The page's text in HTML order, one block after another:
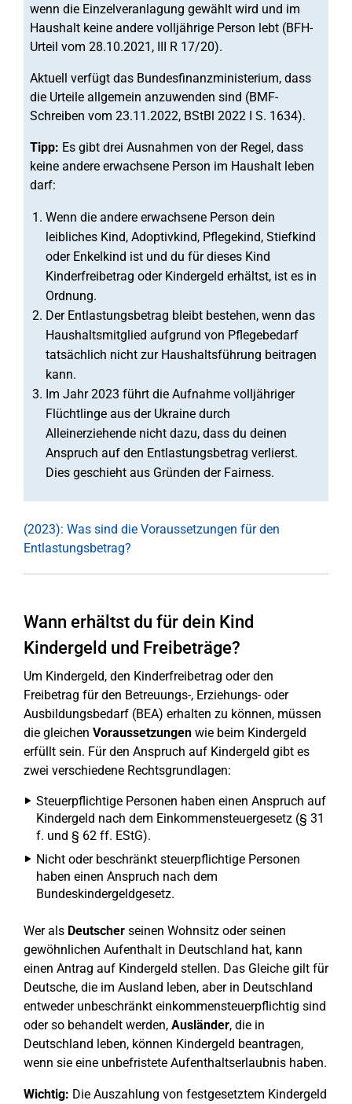
wenn die Einzelveranlagung gewählt wird und im
Haushalt keine andere volljährige Person lebt (BFH-
Urteil vom 28.10.2021, III R 17/20).
Aktuell verfügt das Bundesfinanzministerium, dass
die Urteile allgemein anzuwenden sind (BMF-
Schreiben vom 23.11.2022, BStBl 2022 I S. 1634).
Tipp: Es gibt drei Ausnahmen von der Regel, dass
keine andere erwachsene Person im Haushalt leben
darf:
Wenn die andere erwachsene Person dein
leibliches Kind, Adoptivkind, Pflegekind, Stiefkind
oder Enkelkind ist und du für dieses Kind
Kinderfreibetrag oder Kindergeld erhältst, ist es in
Ordnung.
Der Entlastungsbetrag bleibt bestehen, wenn das
Haushaltsmitglied aufgrund von Pflegebedarf
tatsächlich nicht zur Haushaltsführung beitragen
kann.
Im Jahr 2023 führt die Aufnahme volljähriger
Flüchtlinge aus der Ukraine durch
Alleinerziehende nicht dazu, dass du deinen
Anspruch auf den Entlastungsbetrag verlierst.
Dies geschieht aus Gründen der Fairness.
(2023): Was sind die Voraussetzungen für den
Entlastungsbetrag?
Wann erhältst du für dein Kind
Kindergeld und Freibeträge?
Um Kindergeld, den Kinderfreibetrag oder den
Freibetrag für den Betreuungs-, Erziehungs- oder
Ausbildungsbedarf (BEA) erhalten zu können, müssen
die gleichen Voraussetzungen wie beim Kindergeld
erfüllt sein. Für den Anspruch auf Kindergeld gibt es
zwei verschiedene Rechtsgrundlagen:
Steuerpflichtige Personen haben einen Anspruch auf
Kindergeld nach dem Einkommensteuergesetz (§ 31
f. und § 62 ff. EStG).
Nicht oder beschränkt steuerpflichtige Personen
haben einen Anspruch nach dem
Bundeskindergeldgesetz.
Wer als Deutscher seinen Wohnsitz oder seinen
gewöhnlichen Aufenthalt in Deutschland hat, kann
einen Antrag auf Kindergeld stellen. Das Gleiche gilt für
Deutsche, die im Ausland leben, aber in Deutschland
entweder unbeschränkt einkommensteuerpflichtig sind
oder so behandelt werden, Ausländer, die in
Deutschland leben, können Kindergeld beantragen,
wenn sie eine unbefristete Aufenthaltserlaubnis haben.
Wichtig: Die Auszahlung von festgesetztem Kindergeld